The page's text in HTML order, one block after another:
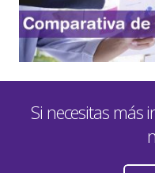
Si necesitas más